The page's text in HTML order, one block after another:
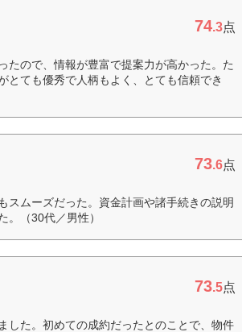
74.3点
たので、情報が豊富で提案力が高かった。た
とても優秀で人柄もよく、とても信頼でき
73.6点
スムーズだった。資金計画や諸手続きの説明
。（30代／男性）
73.5点
した。初めての成約だったとのことで、物件